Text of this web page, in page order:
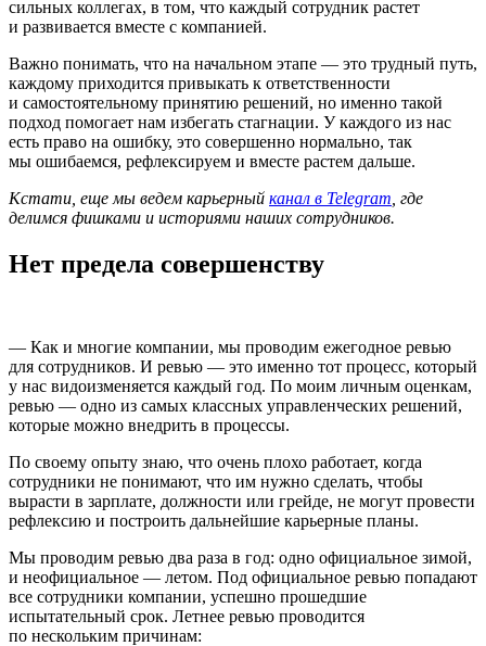
сильных коллегах, в том, что каждый сотрудник растет
и развивается вместе с компанией.
Важно понимать, что на начальном этапе — это трудный путь,
каждому приходится привыкать к ответственности
и самостоятельному принятию решений, но именно такой
подход помогает нам избегать стагнации. У каждого из нас
есть право на ошибку, это совершенно нормально, так
мы ошибаемся, рефлексируем и вместе растем дальше.
Кстати, еще мы ведем карьерный канал в Telegram , где
делимся фишками и историями наших сотрудников.
Нет предела совершенству
— Как и многие компании, мы проводим ежегодное ревью
для сотрудников. И ревью — это именно тот процесс, который
у нас видоизменяется каждый год. По моим личным оценкам,
ревью — одно из самых классных управленческих решений,
которые можно внедрить в процессы.
По своему опыту знаю, что очень плохо работает, когда
сотрудники не понимают, что им нужно сделать, чтобы
вырасти в зарплате, должности или грейде, не могут провести
рефлексию и построить дальнейшие карьерные планы.
Мы проводим ревью два раза в год: одно официальное зимой,
и неофициальное — летом. Под официальное ревью попадают
все сотрудники компании, успешно прошедшие
испытательный срок. Летнее ревью проводится
по нескольким причинам: